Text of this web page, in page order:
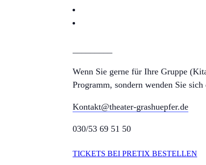
Wenn Sie gerne für Ihre Gruppe
Programm, sondern wenden Sie
Kontakt@theater-grashuepfer.de
030/53 69 51 50
TICKETS BEI PRETIX BESTELLEN